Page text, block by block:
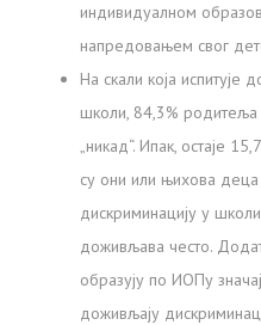
индивидуалном
напредовањем свог
На скали која испитује
школи, 84,3% родитеља
„никад“. Ипак, остаје
су они или њихова
дискриминацију у
доживљава често.
образују по ИОПу
доживљају